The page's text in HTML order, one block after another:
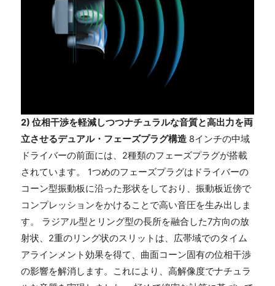
2) 位相干渉を軽減しつつナチュラルな音質と高出力を両
立させるデュアル・フェーズプラグ構造 8インチの中域
ドライバーの前面には、2種類のフェーズプラグが搭載
されています。 1つめのフェーズプラグはドライバーの
コーン型振動板に沿った形状をしており、振動板近傍で
コンプレッションをかけることで高い音圧を生み出しま
す。 ラジアル型とリング型の長所を融合した7方向の放
射状、2重のリング状のスリットは、広帯域でのタイム
アラインメント効果を得て、曲面コーン固有の位相干渉
の影響を解消します。これにより、高解像度でナチュラ